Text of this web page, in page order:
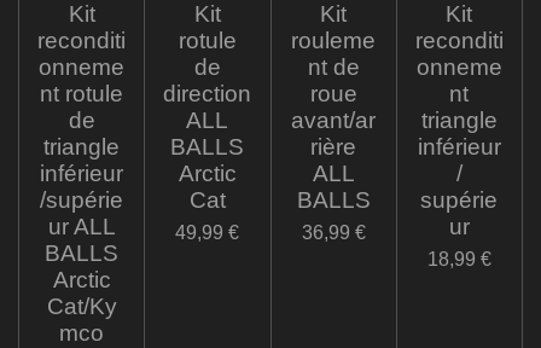
Kit
reconditi
onneme
nt rotule
de
triangle
inférieur
/supérie
ur ALL
BALLS
Arctic
Cat/Ky
mco
Kit
rotule
de
direction
ALL
BALLS
Arctic
Cat
49,99 €
Kit
rouleme
nt de
roue
avant/ar
rière
ALL
BALLS
36,99 €
Kit
reconditi
onneme
nt
triangle
inférieur
/
supérie
ur
18,99 €